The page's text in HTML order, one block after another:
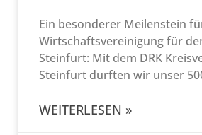
Ein besonderer Meilenstein
Wirtschaftsvereinigung für
Steinfurt: Mit dem DRK
Steinfurt durften wir unser
WEITERLESEN »